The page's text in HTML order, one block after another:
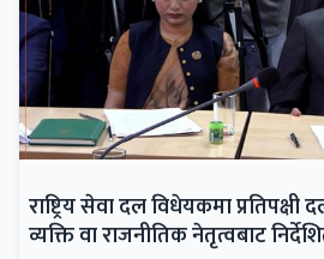
राष्ट्रिय सेवा दल विधेयकमा
व्यक्ति वा राजनीतिक नेतृत्वबाट